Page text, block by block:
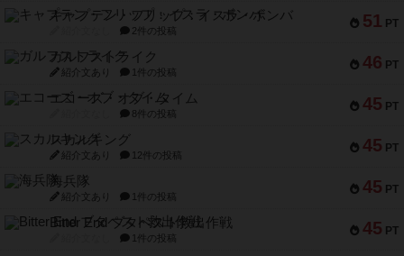
51 PT
キャプテン・フリップ：イスラ・ボンバ
2件の投稿
46 PT
ガルフストライク
紹介文あり 1件の投稿
45 PT
エコーズ・オブ・タイム
8件の投稿
45 PT
スカルキング
紹介文あり 12件の投稿
45 PT
海兵隊
紹介文あり 1件の投稿
45 PT
Bitter End ブタペスト救出作戦
1件の投稿